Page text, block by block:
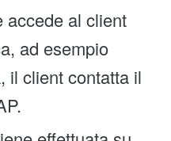
accede al client
ad esempio
il client contatta il